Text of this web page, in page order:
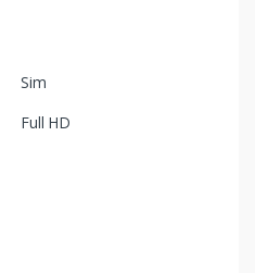
Sim
Full HD